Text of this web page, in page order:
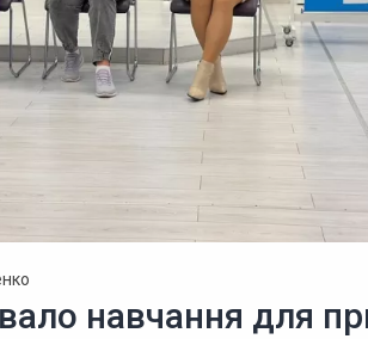
навчання для